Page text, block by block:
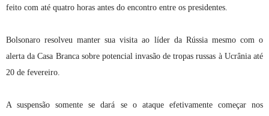
feito com até quatro horas antes do encontro entre os presidentes.
Bolsonaro resolveu manter sua visita ao líder da Rússia mesmo com o
alerta da Casa Branca sobre potencial invasão de tropas russas à Ucrânia até
20 de fevereiro.
A suspensão somente se dará se o ataque efetivamente começar nos